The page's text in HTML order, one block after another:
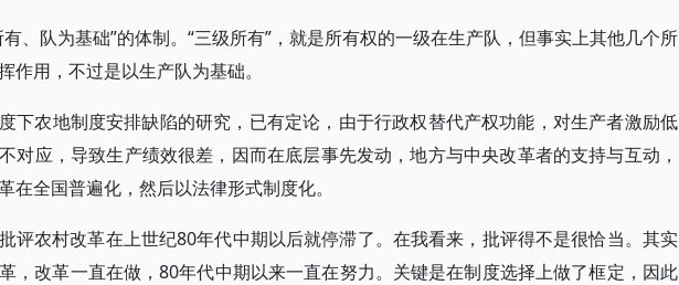
有、队为基础”的体制。“三级所有”，就是所有权的一级在生产队，但事实上其他几个所
作用，不过是以生产队为基础。
下农地制度安排缺陷的研究，已有定论，由于行政权替代产权功能，对生产者激励低
对应，导致生产绩效很差，因而在底层事先发动，地方与中央改革者的支持与互动，
在全国普遍化，然后以法律形式制度化。
评农村改革在上世纪80年代中期以后就停滞了。在我看来，批评得不是很恰当。其实
，改革一直在做，80年代中期以来一直在努力。关键是在制度选择上做了框定，因此